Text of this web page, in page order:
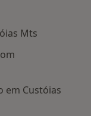
Mts
em Custóias